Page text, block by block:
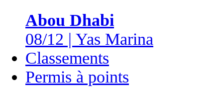
Abou Dhabi
08/12 | Yas Marina
Classements
Permis à points